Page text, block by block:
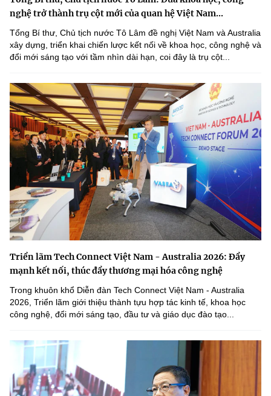
nghệ trở thành trụ cột mới của quan hệ Việt Nam...
Tổng Bí thư, Chủ tịch nước Tô Lâm đề nghị Việt Nam và Australia
xây dựng, triển khai chiến lược kết nối về khoa học, công nghệ và
đổi mới sáng tạo với tầm nhìn dài hạn, coi đây là trụ cột...
Triển lãm Tech Connect Việt Nam - Australia 2026: Đẩy
mạnh kết nối, thúc đẩy thương mại hóa công nghệ
Trong khuôn khổ Diễn đàn Tech Connect Việt Nam - Australia
2026, Triển lãm giới thiệu thành tựu hợp tác kinh tế, khoa học
công nghệ, đổi mới sáng tạo, đầu tư và giáo dục đào tạo...